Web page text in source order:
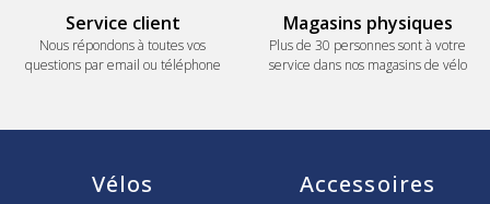
Service client
Nous répondons à toutes vos
questions par email ou téléphone
Magasins physiques
Plus de 30 personnes sont à votre
service dans nos magasins de vélo
Vélos Accessoires